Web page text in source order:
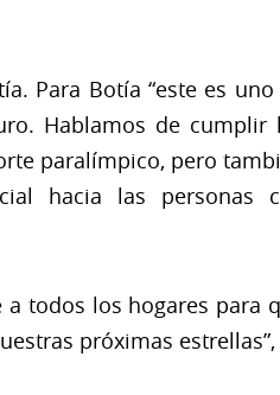
Para Botía “este es uno
Hablamos de cumplir
paralímpico, pero
hacia las personas
a todos los hogares para
próximas estrellas”,